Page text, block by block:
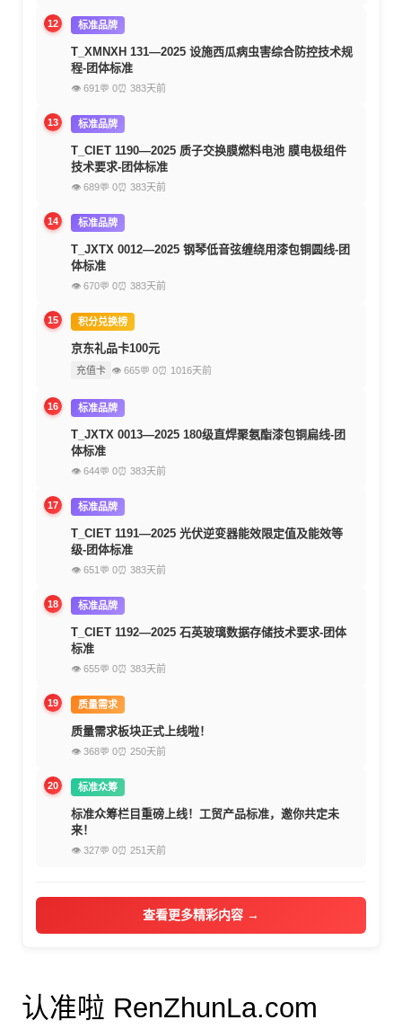
12 标准品牌
T_XMNXH 131—2025 设施西瓜病虫害综合防控技术规
程-团体标准
👁 691 💬 0⏰ 383天前
13 标准品牌
T_CIET 1190—2025 质子交换膜燃料电池 膜电极组件
技术要求-团体标准
👁 689💬 0⏰ 383天前
14 标准品牌
T_JXTX 0012—2025 钢琴低音弦缠绕用漆包铜圆线-团
体标准
👁 670💬 0⏰ 383天前
15 积分兑换榜
京东礼品卡100元
充值卡 👁 665💬 0⏰ 1016天前
16 标准品牌
T_JXTX 0013—2025 180级直焊聚氨酯漆包铜扁线-团
体标准
👁 644💬 0⏰ 383天前
17 标准品牌
T_CIET 1191—2025 光伏逆变器能效限定值及能效等
级-团体标准
👁 651 💬 0⏰ 383天前
18 标准品牌
T_CIET 1192—2025 石英玻璃数据存储技术要求-团体
标准
👁 655💬 0⏰ 383天前
19 质量需求
质量需求板块正式上线啦！
👁 368💬 0⏰ 250天前
20 标准众筹
标准众筹栏目重磅上线！工贸产品标准，邀你共定未
来！
👁 327💬 0⏰ 251天前
查看更多精彩内容 →
认准啦 RenZhunLa.com